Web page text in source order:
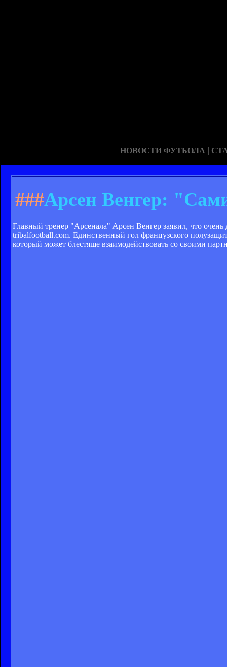
НОВОСТИ ФУТБОЛА |
###Арсен Венгер:
Главный тренер "Арсенала" Арсен Венгер заявил, что
tribalfootball.com. Единственный гол французского
который может блестяще взаимодействовать со своими